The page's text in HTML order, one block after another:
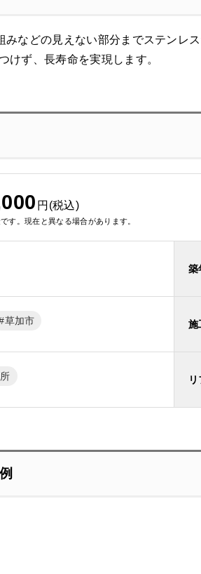
などの見えない部分までステンレ
けず、長寿命を実現します。
円(税込)
す。現在と異なる場合があります。
築
草加市 施